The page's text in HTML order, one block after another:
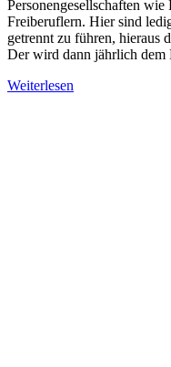
Personengesellschaften
Freiberuflern. Hier sind
getrennt zu führen, hieraus
Der wird dann jährlich
Weiterlesen